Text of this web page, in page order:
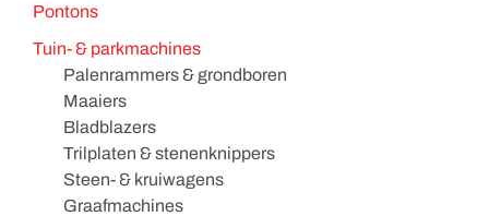
Pontons
Tuin- & parkmachines
Palenrammers & grondboren
Maaiers
Bladblazers
Trilplaten & stenenknippers
Steen- & kruiwagens
Graafmachines